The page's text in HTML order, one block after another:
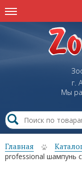
г.
Мы
Главная
professional шампунь